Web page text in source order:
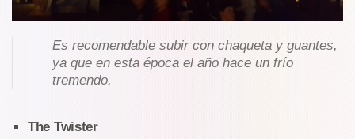
Es recomendable subir con chaqueta y guantes,
ya que en esta época el año hace un frío
tremendo.
The Twister